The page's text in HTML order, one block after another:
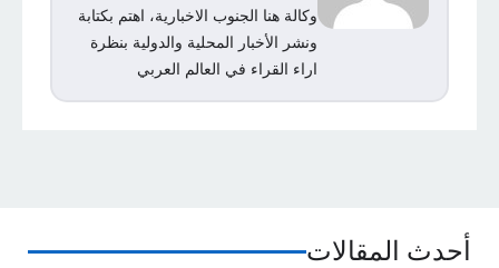
وكالة هنا الجنوب الاخبارية، اهتم بكتابة
ونشر الأخبار المحلية والدولية بنظرة
اراء القراء في العالم العربي
أحدث المقالات